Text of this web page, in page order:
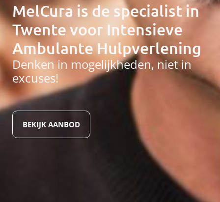
MelCura is de specialist in
Twente voor Intensieve
Ambulante Hulpverlening
Denken in mogelijkheden, niet in
excuses!
BEKIJK AANBOD